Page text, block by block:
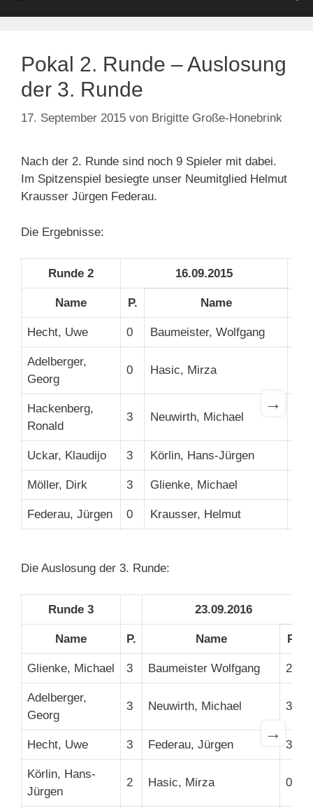
Pokal 2. Runde – Auslosung
der 3. Runde
17. September 2015 von Brigitte Große-Honebrink
Nach der 2. Runde sind noch 9 Spieler mit dabei.
Im Spitzenspiel besiegte unser Neumitglied Helmut
Krausser Jürgen Federau.
Die Ergebnisse:
Runde 2 16.09.2015
Name P. Name
Hecht, Uwe 0 Baumeister, Wolfgang
Adelberger,
Georg
0 Hasic, Mirza
Hackenberg,
Ronald
3 Neuwirth, Michael
Uckar, Klaudijo 3 Körlin, Hans-Jürgen
Möller, Dirk 3 Glienke, Michael
Federau, Jürgen 0 Krausser, Helmut
→
Die Auslosung der 3. Runde:
Runde 3 23.09.2016
Name P. Name P.
Glienke, Michael 3 Baumeister Wolfgang 2
Adelberger,
Georg
3 Neuwirth, Michael 3
Hecht, Uwe 3 Federau, Jürgen 3
Körlin, Hans-
Jürgen
2 Hasic, Mirza 0
→